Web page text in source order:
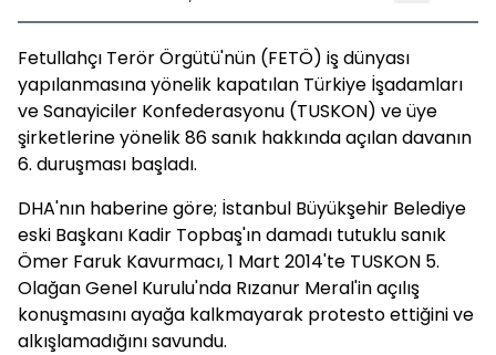
Fetullahçı Terör Örgütü'nün (FETÖ) iş dünyası
yapılanmasına yönelik kapatılan Türkiye İşadamları
ve Sanayiciler Konfederasyonu (TUSKON) ve üye
şirketlerine yönelik 86 sanık hakkında açılan davanın
6. duruşması başladı.
DHA'nın haberine göre; İstanbul Büyükşehir Belediye
eski Başkanı Kadir Topbaş'ın damadı tutuklu sanık
Ömer Faruk Kavurmacı, 1 Mart 2014'te TUSKON 5.
Olağan Genel Kurulu'nda Rızanur Meral'in açılış
konuşmasını ayağa kalkmayarak protesto ettiğini ve
alkışlamadığını savundu.